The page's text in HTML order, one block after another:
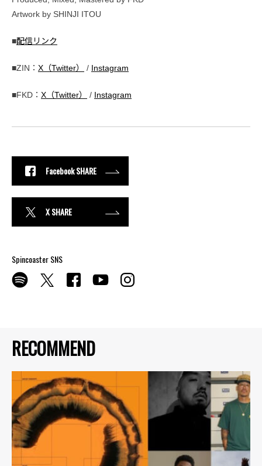
RECOMMEND
Artwork by SHINJI ITOU
■配信リンク
■ZIN： X（Twitter） / Instagram
■FKD： X（Twitter） / Instagram
Facebook SHARE
X SHARE
Spincoaster SNS